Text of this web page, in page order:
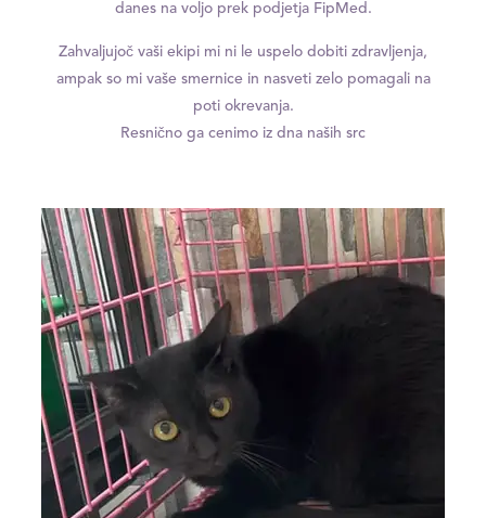
danes na voljo prek podjetja FipMed.
Zahvaljujoč vaši ekipi mi ni le uspelo dobiti zdravljenja,
ampak so mi vaše smernice in nasveti zelo pomagali na
poti okrevanja.
Resnično ga cenimo iz dna naših src